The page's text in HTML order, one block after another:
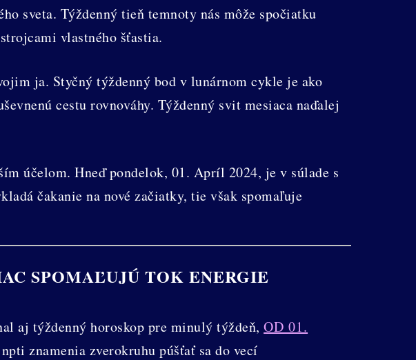
sveta. Týždenný tieň temnoty nás môže spočiatku
vlastného šťastia.
ja. Styčný týždenný bod v lunárnom cykle je ako
cestu rovnováhy. Týždenný svit mesiaca naďalej
účelom. Hneď pondelok, 01. Apríl 2024, je v súlade s
čakanie na nové začiatky, tie však spomaľuje
SPOMAĽUJÚ TOK ENERGIE
aj týždenný horoskop pre minulý týždeň,OD 01.
znamenia zverokruhu púšťať sa do vecí